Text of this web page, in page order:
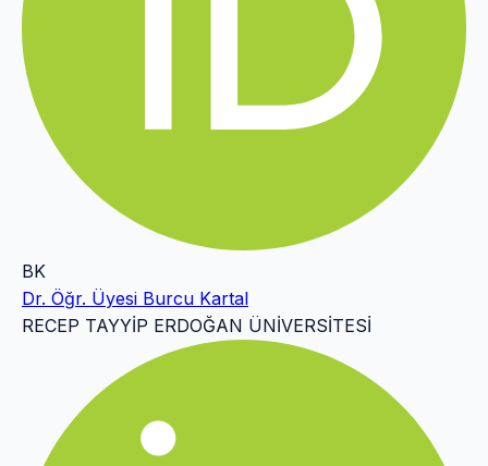
BK
Dr. Öğr. Üyesi Burcu Kartal
RECEP TAYYİP ERDOĞAN ÜNİVERSİTESİ